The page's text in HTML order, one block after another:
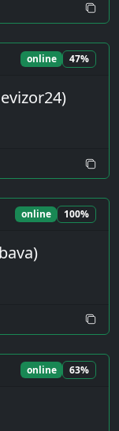
online 47%
online 100%
online 63%